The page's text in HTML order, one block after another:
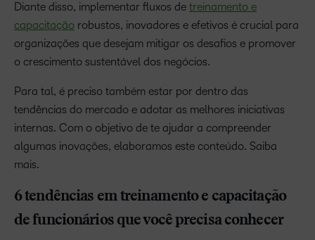
Diante disso, implementar fluxos de treinamento e
capacitação robustos, inovadores e efetivos é crucial para
organizações que desejam mitigar os desafios e promover
o crescimento sustentável dos negócios.
Para tal, é preciso também estar por dentro das
tendências do mercado e adotar as melhores iniciativas
internas. Com o objetivo de te ajudar a compreender
algumas inovações, elaboramos este conteúdo. Saiba
mais.
6 tendências em treinamento e capacitação
de funcionários que você precisa conhecer